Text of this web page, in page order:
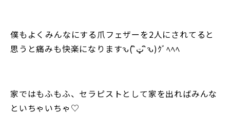
僕もよくみんなにする爪フェザーを2人にされてると
思うと痛みも快楽になりますԅ( ิټ ิԅ)ｸﾞﾍﾍﾍ
家ではもふもふ、セラピストとして家を出ればみんな
といちゃいちゃ♡